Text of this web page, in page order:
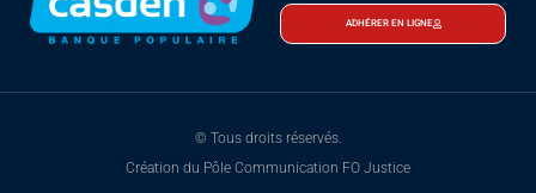
ADHÉRER EN LIGNE
© Tous droits réservés.
Création du Pôle Communication FO Justice